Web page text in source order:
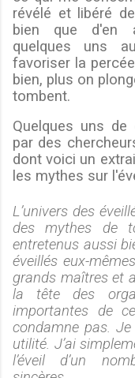
révélé et libéré
bien que d'en
quelques uns
favoriser la
bien, plus on
tombent.
Quelques uns
par des
dont voici un
les mythes sur
L’univers des
des mythes de
entretenus aussi
éveillés eux-
grands maîtres et
la tête des
importantes de
condamne pas.
utilité. J’ai
l’éveil d’un